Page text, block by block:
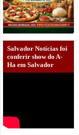
Salvador Notícias foi
conferir show do A-
Ha em Salvador